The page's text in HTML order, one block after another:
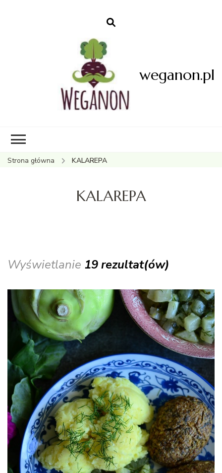
weganon.pl
Strona główna KALAREPA
KALAREPA
Wyświetlanie 19 rezultat(ów)